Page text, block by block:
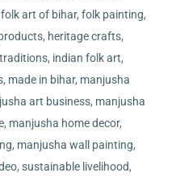
folk art of bihar, folk painting,
, heritage crafts,
, indian folk art,
, made in bihar, manjusha
art business, manjusha
, manjusha home decor,
, manjusha wall painting,
, sustainable livelihood,